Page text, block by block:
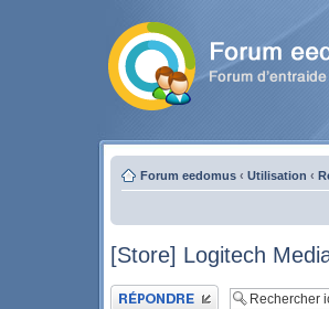
Forum eedomus ‹ Utilisation ‹
[Store] Logitech
Publier une réponse